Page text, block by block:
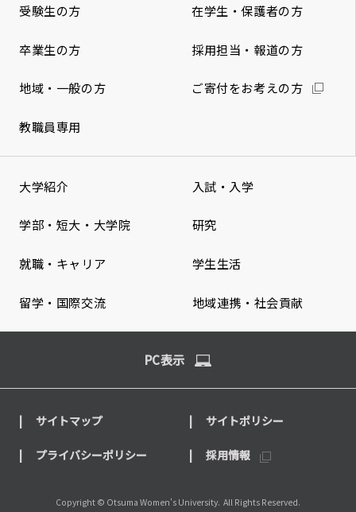
受験生の方 在学生・保護者の方
卒業生の方 採用担当・報道の方
地域・一般の方 ご寄付をお考えの方
教職員専用
大学紹介 入試・入学
学部・短大・大学院 研究
就職・キャリア 学生生活
留学・国際交流 地域連携・社会貢献
PC表示
サイトマップ サイトポリシー
プライバシーポリシー 採用情報
Copyright © Otsuma Women's University. All Rights Reserved.